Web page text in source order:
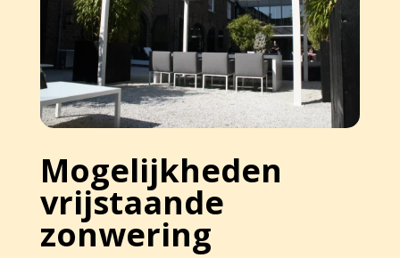
Mogelijkheden
vrijstaande
zonwering